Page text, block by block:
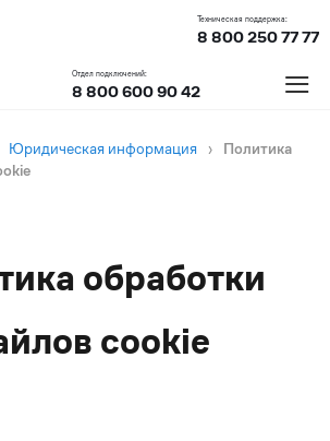
Техническая поддержка:
8 800 250 77 77
Отдел подключений:
8 800 600 90 42 ≡
Юридическая информация ›
Политика
обработки
cookie
согласия